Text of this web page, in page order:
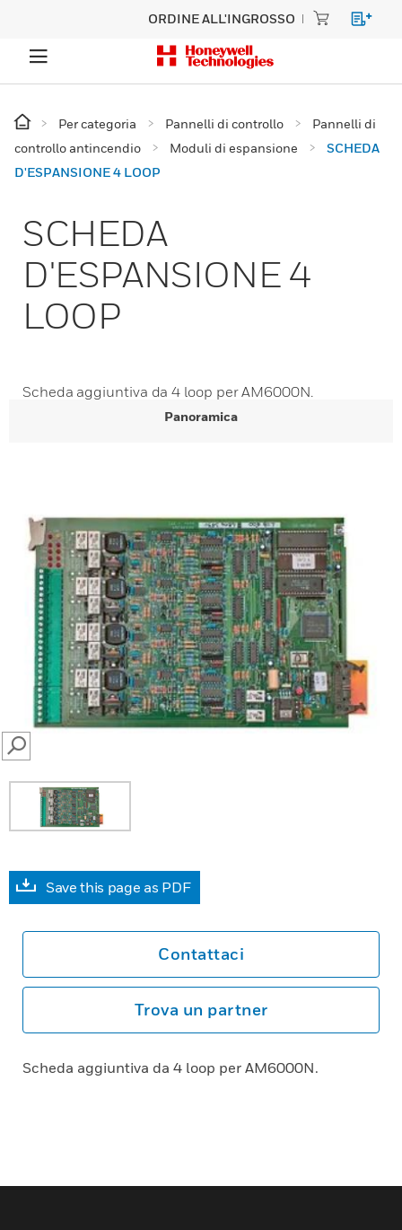
ORDINE ALL'INGROSSO
Per categoria Pannelli di controllo
Pannelli di
controllo antincendio
Moduli di espansione
SCHEDA
D'ESPANSIONE 4 LOOP
SCHEDA
D'ESPANSIONE 4
LOOP
Scheda aggiuntiva da 4 loop per AM6000N.
Panoramica
SEARCH
Save this page as PDF
Contattaci
Trova un partner
Scheda aggiuntiva da 4 loop per AM6000N.